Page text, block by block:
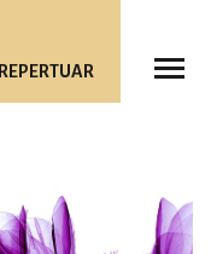
REPERTUAR